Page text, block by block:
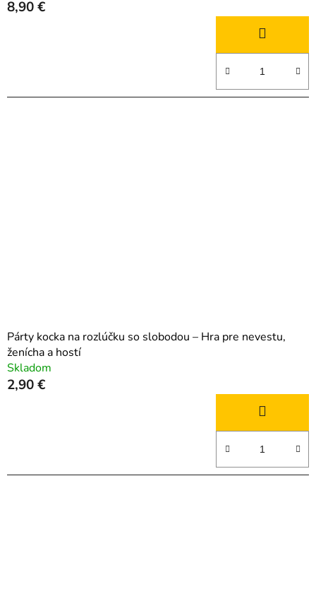
8,90 €
Párty kocka na rozlúčku so slobodou – Hra pre nevestu,
ženícha a hostí
Skladom
2,90 €